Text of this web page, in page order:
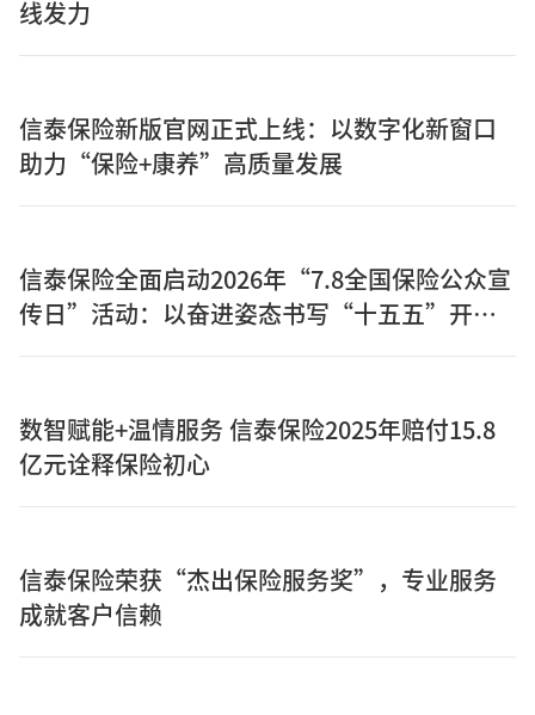
线发力
信泰保险新版官网正式上线：以数字化新窗口
助力“保险+康养”高质量发展
信泰保险全面启动2026年“7.8全国保险公众宣
传日”活动：以奋进姿态书写“十五五”开局
数智赋能+温情服务 信泰保险2025年赔付15.8
亿元诠释保险初心
信泰保险荣获“杰出保险服务奖”，专业服务
成就客户信赖